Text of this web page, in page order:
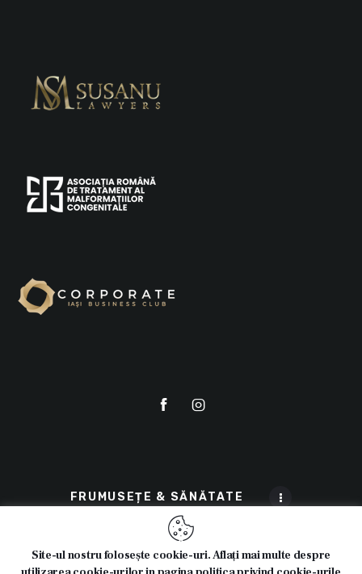
FRUMUSEȚE & SĂNĂTATE
Site-ul nostru folosește cookie-uri. Aflați mai multe despre